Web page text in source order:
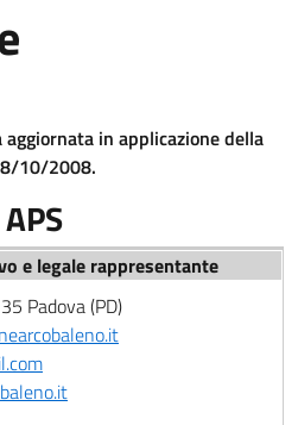
in applicazione della
10/2008.
Padova (PD)